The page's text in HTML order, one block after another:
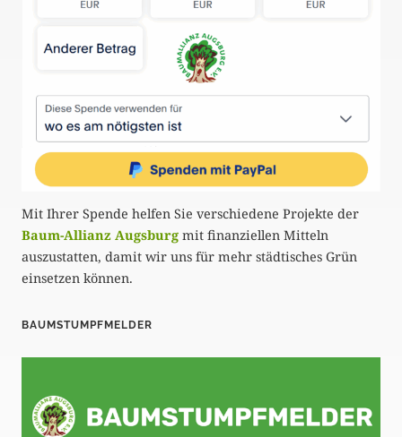
Mit Ihrer Spende helfen Sie verschiedene Projekte der
Baum-Allianz Augsburg mit finanziellen Mitteln
auszustatten, damit wir uns für mehr städtisches Grün
einsetzen können.
BAUMSTUMPFMELDER